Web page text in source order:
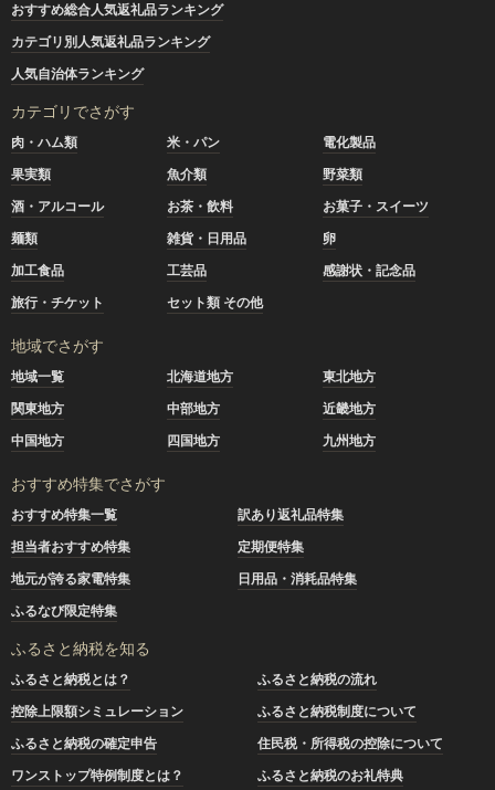
おすすめ総合人気返礼品ランキング
カテゴリ別人気返礼品ランキング
人気自治体ランキング
カテゴリでさがす
肉・ハム類 米・パン
電化製品
果実類
魚介類
野菜類
酒・アルコール
お茶・飲料
お菓子・スイーツ
麺類
雑貨・日用品
卵
加工食品
工芸品
感謝状・記念品
旅行・チケット
セット類 その他
地域でさがす
地域一覧 北海道地方
東北地方
関東地方
中部地方
近畿地方
中国地方
四国地方 九州地方
おすすめ特集でさがす
おすすめ特集一覧
訳あり返礼品特集
担当者おすすめ特集
定期便特集
地元が誇る家電特集
日用品・消耗品特集
ふるなび限定特集
ふるさと納税を知る
ふるさと納税とは？
ふるさと納税の流れ
控除上限額シミュレーション
ふるさと納税制度について
ふるさと納税の確定申告
住民税・所得税の控除について
ワンストップ特例制度とは？
ふるさと納税のお礼特典